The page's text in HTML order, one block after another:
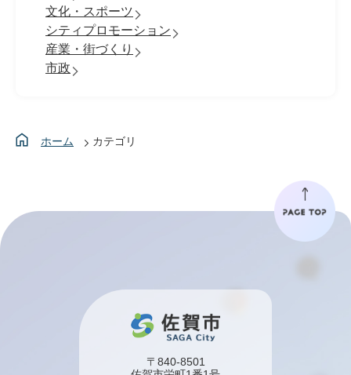
文化・スポーツ
シティプロモーション
産業・街づくり
市政
ホーム カテゴリ
〒840-8501